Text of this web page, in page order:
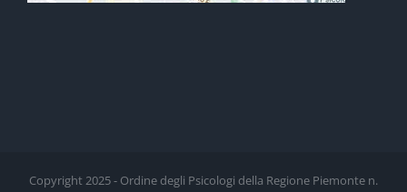
Copyright 2025 - Ordine degli Psicologi della Regione Piemonte n.